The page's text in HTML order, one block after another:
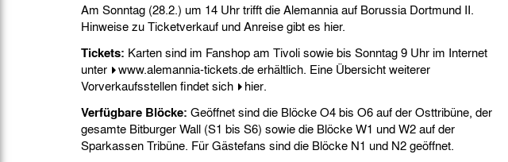
Am Sonntag (28.2.) um 14 Uhr trifft die Alemannia auf Borussia Dortmund II.
Hinweise zu Ticketverkauf und Anreise gibt es hier.
Tickets: Karten sind im Fanshop am Tivoli sowie bis Sonntag 9 Uhr im Internet
unter
www.alemannia-tickets.deerhältlich. Eine Übersicht weiterer
Vorverkaufsstellen findet sich
hier.
Verfügbare Blöcke: Geöffnet sind die Blöcke O4 bis O6 auf der Osttribüne, der
gesamte Bitburger Wall (S1 bis S6) sowie die Blöcke W1 und W2 auf der
Sparkassen Tribüne. Für Gästefans sind die Blöcke N1 und N2 geöffnet.